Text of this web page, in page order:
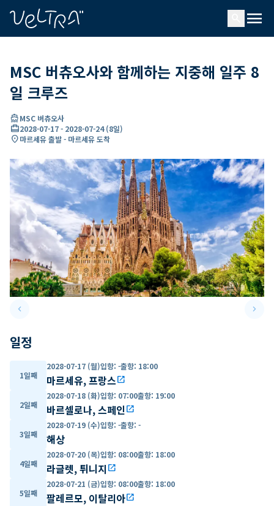
menu
MSC 버츄오사와 함께하는 지중해 일주 8
일 크루즈
directions_boatMSC 버츄오사
card_travel2028-07-17- 2028-07-24(8일)
location_on마르세유 출발 - 마르세유 도착
keyboard_arrow_leftPrevious slide keyboard_arrow_right
일정
1일째
2028-07-17 (월)입항: -출항: 18:00
마르세유, 프랑스open_in_new
2일째
2028-07-18 (화)입항: 07:00출항: 19:00
바르셀로나, 스페인open_in_new
3일째
2028-07-19 (수)입항: -출항: -
해상
4일째
2028-07-20 (목)입항: 08:00출항: 18:00
라글렛, 튀니지 open_in_new
5일째
2028-07-21 (금)입항: 08:00출항: 18:00
팔레르모, 이탈리아open_in_new